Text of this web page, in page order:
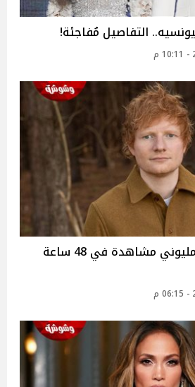
التفاصيل مُفاجئة!
إيد شيران يتخطى مليوني مشاهدة في 48 ساعة